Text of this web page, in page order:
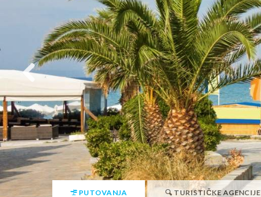
PUTOVANJA TURISTIČKE AGENCIJE